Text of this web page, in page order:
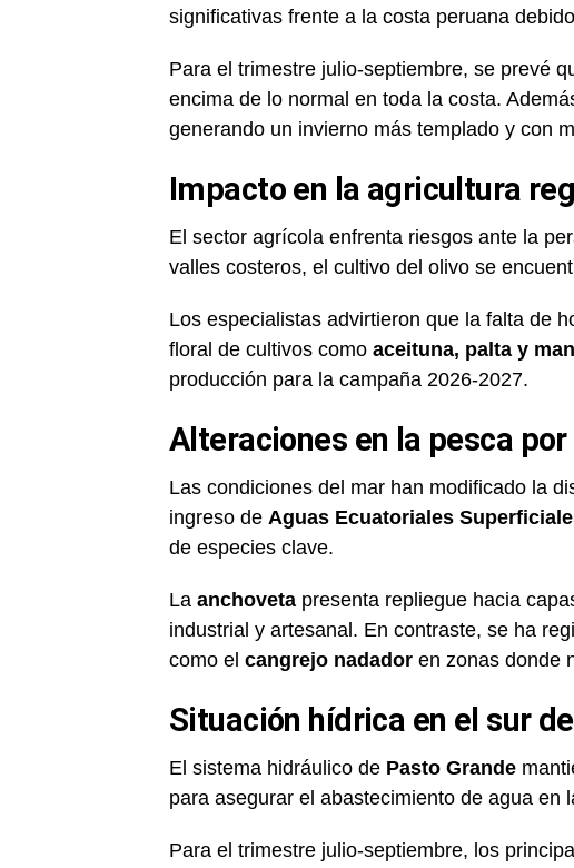
significativas frente a la costa peruana
Para el trimestre julio-septiembre, se prevé
encima de lo normal en toda la costa.
generando un invierno más templado y con
Impacto en la agricultura
El sector agrícola enfrenta riesgos ante la
valles costeros, el cultivo del olivo se
Los especialistas advirtieron que la falta de
floral de cultivos como aceituna, palta y
producción para la campaña 2026-2027.
Alteraciones en la pesca
Las condiciones del mar han modificado la
ingreso de Aguas Ecuatoriales
de especies clave.
La anchoveta presenta repliegue hacia
industrial y artesanal. En contraste, se ha
como el cangrejo nadador en zonas donde
Situación hídrica en el sur
El sistema hidráulico de Pasto Grande
para asegurar el abastecimiento de agua en
Para el trimestre julio-septiembre, los